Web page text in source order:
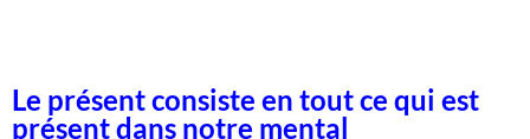
Le présent consiste en tout ce qui est
présent dans notre mental